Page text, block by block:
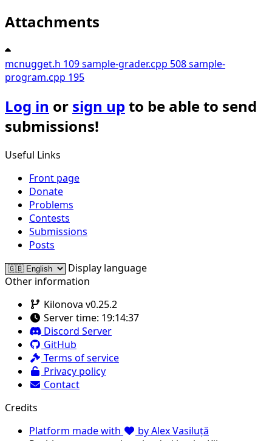
Attachments
mcnugget.h 109sample-grader.cpp 508sample-
program.cpp 195
Log in or sign upto be able to send
submissions!
Useful Links
Front page
Donate
Problems
Contests
Submissions
Posts
Display language
Other information
Kilonova v0.25.2
Server time: 19:14:37
Discord Server
GitHub
Terms of service
Privacy policy
Contact
Credits
Platform made with
by Alex Vasiluță